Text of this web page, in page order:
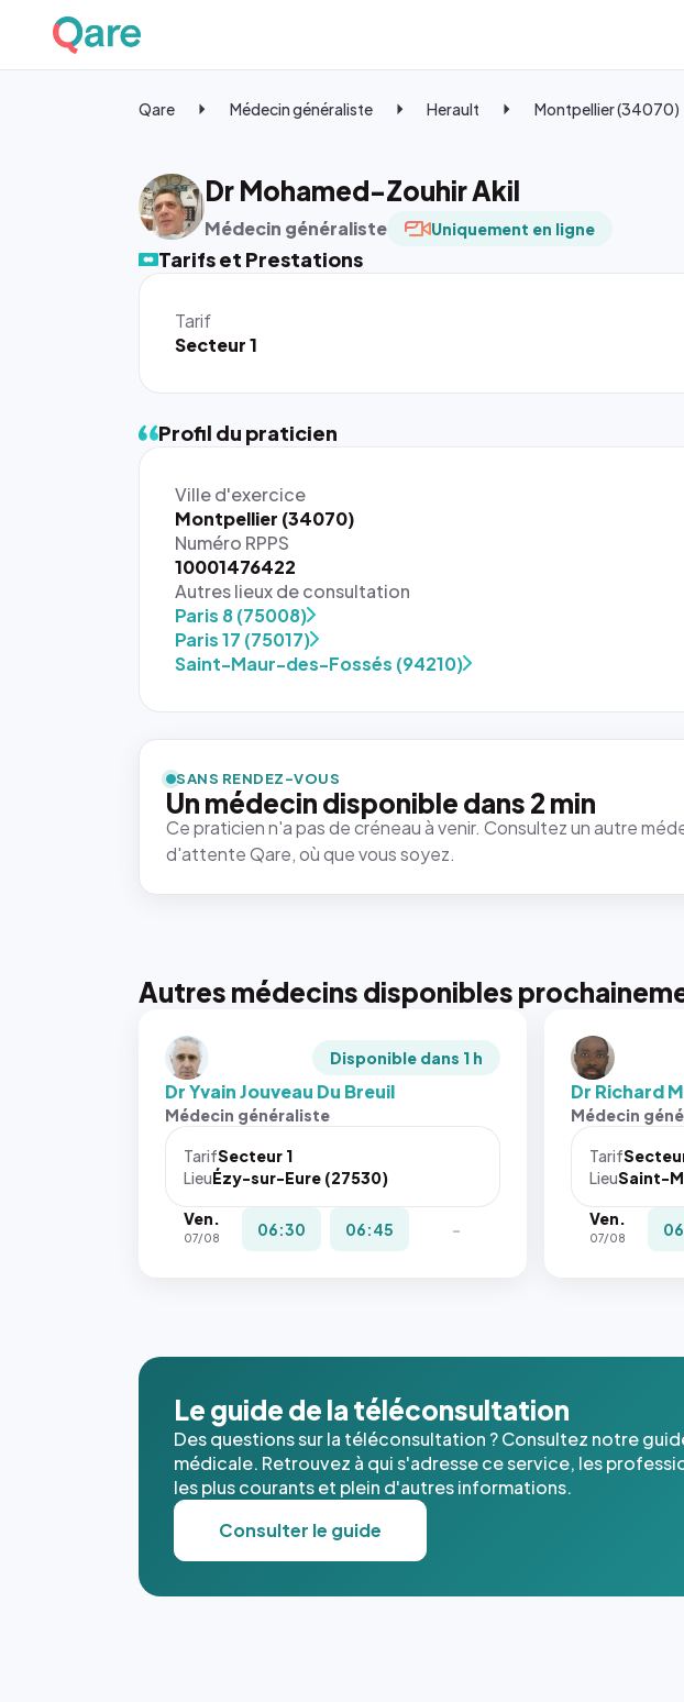
Qare Médecin généraliste Herault Montpellier (34070)
Dr Mohamed-Zouhir Akil
Médecin généraliste Uniquement en ligne
Tarifs et Prestations
Tarif
Secteur 1
Profil du praticien
Ville d'exercice
Montpellier (34070)
Numéro RPPS
10001476422
Autres lieux de consultation
Paris 8 (75008)
Paris 17 (75017)
Saint-Maur-des-Fossés (94210)
SANS RENDEZ-VOUS
Un médecin disponible dans 2 min
Ce praticien n'a pas de créneau à venir. Consultez un autre
d'attente Qare, où que vous soyez.
Autres médecins disponibles
Disponible dans 1 h
Dr Yvain Jouveau Du Breuil
Médecin généraliste
TarifSecteur 1
LieuÉzy-sur-Eure (27530)
Ven.
07/08 06:30 06:45 -
Dr Richard
Médecin
Tarif
LieuSaint-
Ven.
07/08
Le guide de la téléconsultation
Des questions sur la téléconsultation ? Consultez notre
médicale. Retrouvez à qui s'adresse ce service, les
les plus courants et plein d'autres informations.
Consulter le guide